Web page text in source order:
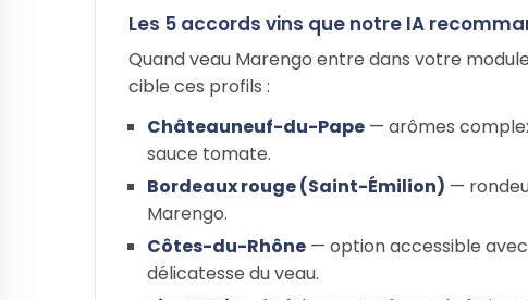
Les 5 accords vins que notre IA
Quand veau Marengo entre dans votre
cible ces profils :
Châteauneuf-du-Pape — arômes
sauce tomate.
Bordeaux rouge (Saint-Émilion) —
Marengo.
Côtes-du-Rhône — option accessible
délicatesse du veau.